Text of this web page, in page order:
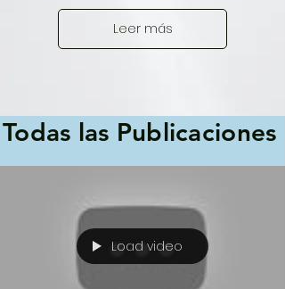
Leer más
Todas las Publicaciones
Load video